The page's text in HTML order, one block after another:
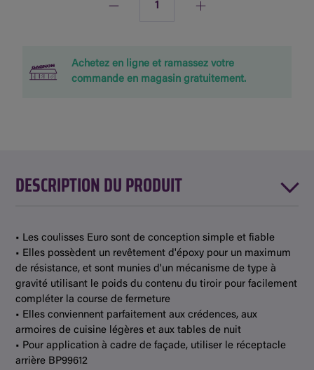
Achetez en ligne et ramassez votre
commande en magasin gratuitement.
DESCRIPTION DU PRODUIT
• Les coulisses Euro sont de conception simple et fiable
• Elles possèdent un revêtement d'époxy pour un maximum
de résistance, et sont munies d'un mécanisme de type à
gravité utilisant le poids du contenu du tiroir pour facilement
compléter la course de fermeture
• Elles conviennent parfaitement aux crédences, aux
armoires de cuisine légères et aux tables de nuit
• Pour application à cadre de façade, utiliser le réceptacle
arrière BP99612